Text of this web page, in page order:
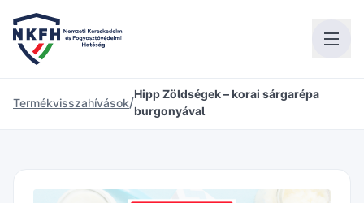
Termékvisszahívások/
Hipp Zöldségek – korai sárgarépa
burgonyával